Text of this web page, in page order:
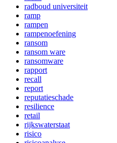
radboud universiteit
ramp
rampen
rampenoefening
ransom
ransom ware
ransomware
rapport
recall
report
reputatieschade
resilience
retail
rijkswaterstaat
risico